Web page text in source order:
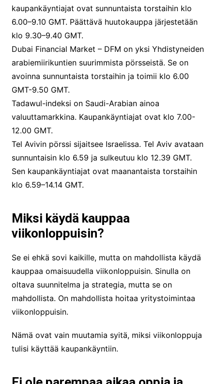
kaupankäyntiajat ovat sunnuntaista torstaihin klo
6.00–9.10 GMT. Päättävä huutokauppa järjestetään
klo 9.30–9.40 GMT.
Dubai Financial Market – DFM on yksi Yhdistyneiden
arabiemiirikuntien suurimmista pörsseistä. Se on
avoinna sunnuntaista torstaihin ja toimii klo 6.00
GMT-9.50 GMT.
Tadawul-indeksi on Saudi-Arabian ainoa
valuuttamarkkina. Kaupankäyntiajat ovat klo 7.00-
12.00 GMT.
Tel Avivin pörssi sijaitsee Israelissa. Tel Aviv avataan
sunnuntaisin klo 6.59 ja sulkeutuu klo 12.39 GMT.
Sen kaupankäyntiajat ovat maanantaista torstaihin
klo 6.59–14.14 GMT.
Miksi käydä kauppaa
viikonloppuisin?
Se ei ehkä sovi kaikille, mutta on mahdollista käydä
kauppaa omaisuudella viikonloppuisin. Sinulla on
oltava suunnitelma ja strategia, mutta se on
mahdollista. On mahdollista hoitaa yritystoimintaa
viikonloppuisin.
Nämä ovat vain muutamia syitä, miksi viikonloppuja
tulisi käyttää kaupankäyntiin.